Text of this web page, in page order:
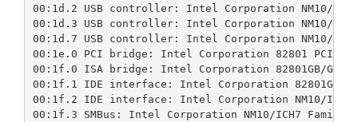
00:1d.2 USB controller: Intel Corporation NM10/
00:1d.3 USB controller: Intel Corporation NM10/
00:1d.7 USB controller: Intel Corporation NM10/
00:1e.0 PCI bridge: Intel Corporation 82801 PCI
00:1f.0 ISA bridge: Intel Corporation 82801GB/GR
00:1f.1 IDE interface: Intel Corporation 82801G
00:1f.2 IDE interface: Intel Corporation NM10/
00:1f.3 SMBus: Intel Corporation NM10/ICH7 Family